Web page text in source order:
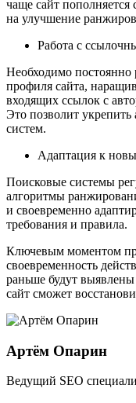
чаще сайт
на улучшение
Работа с
Необходимо постоянно
профиля сайта,
входящих ссылок с
Это позволит укрепить
систем.
Адаптация к
Поисковые системы
алгоритмы
и своевременно
требования и правила.
Ключевым моментом
своевременность
раньше будут
сайт сможет
Артём Опарин
Ведущий SEO